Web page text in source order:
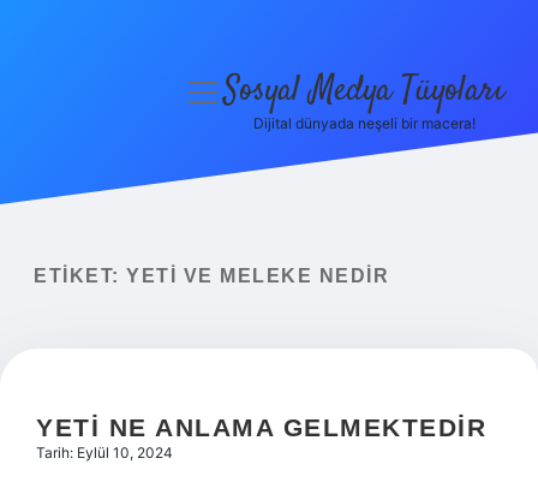
Yasal Uyarı
menüyüSosyal Medya Tüyoları
Dijital dünyada neşeli bir macera!
ETIKET: YETI VE MELEKE NEDIR
YETI NE ANLAMA GELMEKTEDIR
Tarih: Eylül 10, 2024